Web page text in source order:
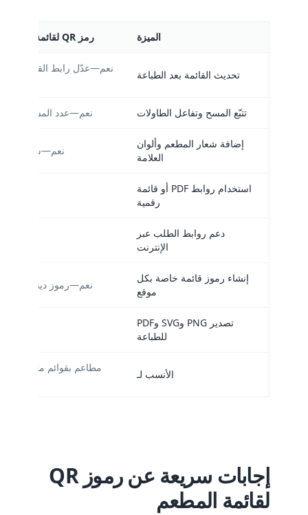
الميزة رمز QR لقائمة ديناميكية من QR-Build
تحديث القائمة بعد الطباعة
نعم—عدّل رابط القائمة أو
تتبّع المسح وتفاعل الطاولات نعم—عدد المسح
إضافة شعار المطعم وألوان
العلامة
نعم—شعار
استخدام روابط PDF أو قائمة
رقمية
دعم روابط الطلب عبر
الإنترنت
إنشاء رموز قائمة خاصة بكل
موقع
نعم—رموز ديناميكية
تصدير PNG وSVG وPDF
للطباعة
الأنسب لـ
مطاعم بقوائم متغيرة
إجابات سريعة عن رموز QR
لقائمة المطعم